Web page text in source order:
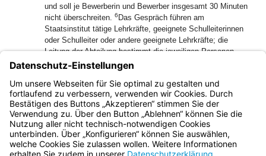
und soll je Bewerberin und Bewerber insgesamt 30 Minuten
nicht überschreiten. 6 Das Gespräch führen am
Staatsinstitut tätige Lehrkräfte, geeignete Schulleiterinnen
oder Schulleiter oder andere geeignete Lehrkräfte; die
Leitung der Abteilung bestimmt die jeweiligen Personen.
7Die Gesamtbewertung der ersten und zweiten Stufe erfolgt
wiederum nach Punkten.
Testverfahrens geht zweifach, das Ergebnis des Gesprächs
einfach in die Punktebewertung ein.
Bayern.de
BayernPortal